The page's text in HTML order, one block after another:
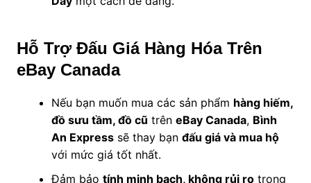
Hỗ Trợ Đấu Giá Hàng Hóa Trên
eBay Canada
Nếu bạn muốn mua các sản phẩm hàng hiếm,
đồ sưu tầm, đồ cũ trên eBay Canada, Bình
An Expresssẽ thay bạn đấu giá và mua hộ
với mức giá tốt nhất.
Đảm bảo tính minh bạch, không rủi rotrong